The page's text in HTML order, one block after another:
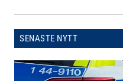
SENASTE NYTT